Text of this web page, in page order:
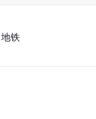
地铁